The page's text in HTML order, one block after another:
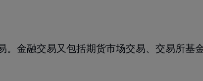
。金融交易又包括期货市场交易、交易所基